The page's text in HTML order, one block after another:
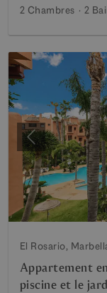
2 Chambres 2
Précédent
El Rosario,
Appartement
piscine et le